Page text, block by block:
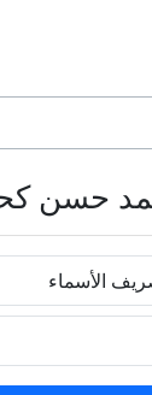
الأسماء